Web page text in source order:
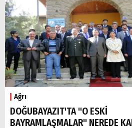
Ağrı
DOĞUBAYAZIT'TA "O ESKİ
BAYRAMLAŞMALAR" NEREDE